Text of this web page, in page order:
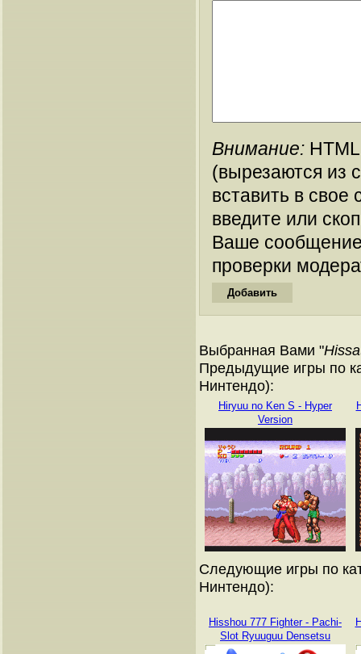
Внимание:
(вырезаются из
вставить в
введите или
Ваше
проверки
Выбранная Вами "
Предыдущие игры по
Нинтендо):
Hiryuu no Ken S - Hyper
Version
Следующие игры по
Нинтендо):
Hisshou 777 Fighter - Pachi-
Slot Ryuuguu Densetsu